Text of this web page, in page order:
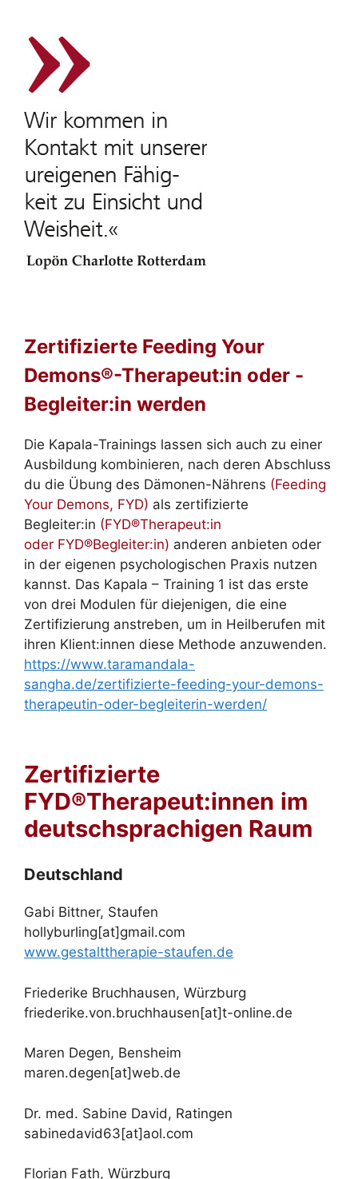
Zertifizierte Feeding Your
Demons®-Therapeut:in oder -
Begleiter:in werden
Die Kapala-Trainings lassen sich auch zu einer
Ausbildung kombinieren, nach deren Abschluss
du die Übung des Dämonen-Nährens (Feeding
Your Demons, FYD) als zertifizierte
Begleiter:in (FYD®Therapeut:in
oder FYD®Begleiter:in) anderen anbieten oder
in der eigenen psychologischen Praxis nutzen
kannst. Das Kapala – Training 1 ist das erste
von drei Modulen für diejenigen, die eine
Zertifizierung anstreben, um in Heilberufen mit
ihren Klient:innen diese Methode anzuwenden.
https://www.taramandala-
sangha.de/zertifizierte-feeding-your-demons-
therapeutin-oder-begleiterin-werden/
Zertifizierte
FYD®Therapeut:innen im
deutschsprachigen Raum
Deutschland
Gabi Bittner, Staufen
hollyburling[at]gmail.com
www.gestalttherapie-staufen.de
Friederike Bruchhausen, Würzburg
friederike.von.bruchhausen[at]t-online.de
Maren Degen, Bensheim
maren.degen[at]web.de
Dr. med. Sabine David, Ratingen
sabinedavid63[at]aol.com
Florian Fath, Würzburg